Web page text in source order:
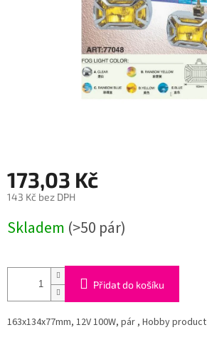
173,03 Kč
143 Kč bez DPH
cena:
Skladem (>50 pár)
Přidat do košíku
163x134x77mm, 12V 100W, pár , Hobby product